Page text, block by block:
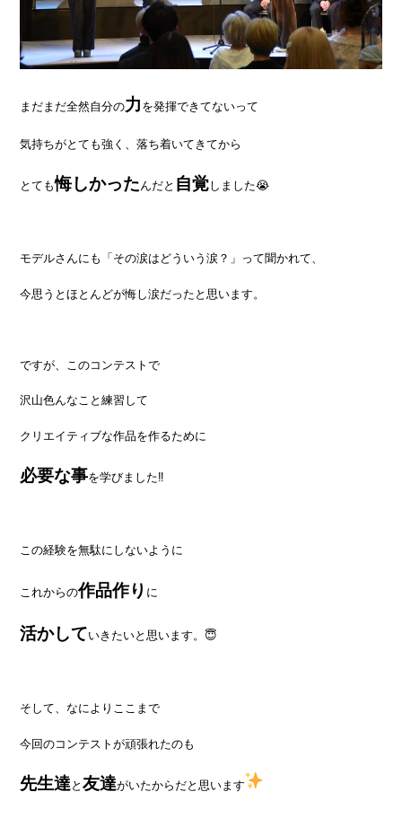
まだまだ全然自分の力を発揮できてないって
気持ちがとても強く、落ち着いてきてから
とても悔しかったんだと 自覚しました😭
モデルさんにも「その涙はどういう涙？」って聞かれて、
今思うとほとんどが悔し涙だったと思います。
ですが、このコンテストで
沢山色んなこと練習して
クリエイティブな作品を作るために
必要な事を学びました‼
この経験を無駄にしないように
これからの作品作り に
活かしていきたいと思います。😇
そして、なによりここまで
今回のコンテストが頑張れたのも
先生達と友達がいたからだと思います